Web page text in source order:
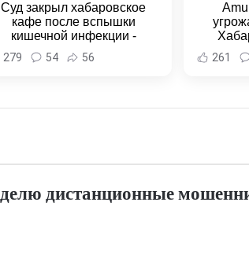
Суд закрыл хабаровское
кафе после вспышки
кишечной инфекции -
Новости Хабаровска и
Хабаровского края
279 54 56 261
дистанционные